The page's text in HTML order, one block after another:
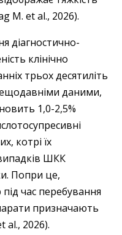
M. et al., 2026).
діагностично-
клінічно
трьох десятиліть
даними,
1,0-2,5%
котрі їх
ШКК
Попри це,
час перебування
призначають
al., 2026).